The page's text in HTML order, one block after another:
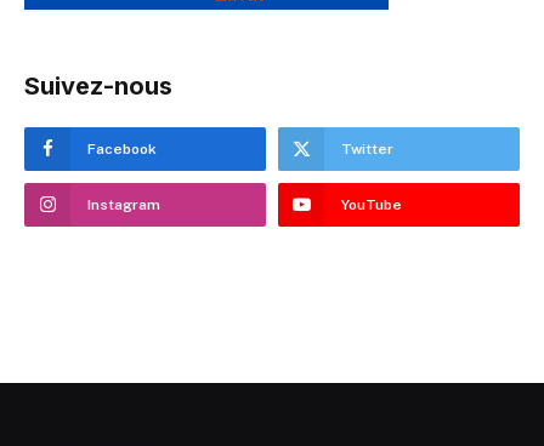
Suivez-nous
Facebook Twitter
Instagram YouTube